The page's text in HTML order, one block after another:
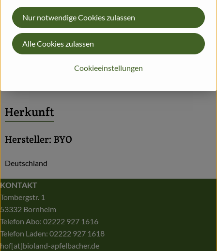
Nährwert-Info
Herkunft
Hersteller: BYO
Deutschland
KONTAKT
Tombergstr. 1
53332 Bornheim
Telefon Abo: 02222 927 1616
Telefon Laden: 02222 927 1618
hof[at]bioland-apfelbacher.de
Cookieeinstellungen
Nur notwendige Cookies zulassen
Alle Cookies zulassen